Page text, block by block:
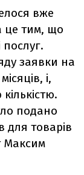
вже
це тим, що
заявки на
і,
подано
для товарів
Максим